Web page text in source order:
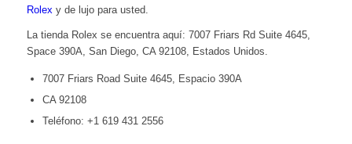
Rolex y de lujo para usted.
La tienda Rolex se encuentra aquí: 7007 Friars Rd Suite 4645,
Space 390A, San Diego, CA 92108, Estados Unidos.
7007 Friars Road Suite 4645, Espacio 390A
CA 92108
Teléfono: +1 619 431 2556